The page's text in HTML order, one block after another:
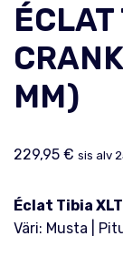
MM)
229,95 € sis alv
Éclat Tibia
Väri: Musta |